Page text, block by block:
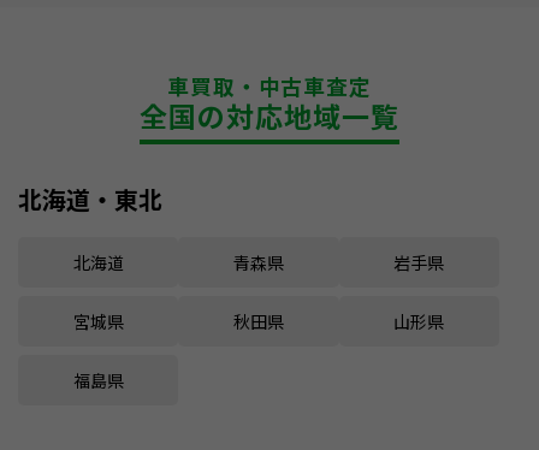
車買取・中古車査定
全国の対応地域一覧
北海道・東北
北海道 青森県 岩手県
宮城県 秋田県 山形県
福島県